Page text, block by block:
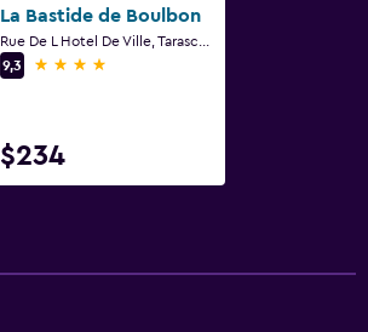
La Bastide de Boulbon
9,3
4 estrellas
$234